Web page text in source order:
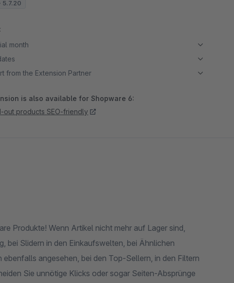
5.7.20
month
from the Extension Partner
is also available for Shopware 6:
out products SEO-friendly
Produkte! Wenn Artikel nicht mehr auf Lager sind,
bei Slidern in den Einkaufswelten, bei Ähnlichen
angesehen, bei den Top-Sellern, in den Filtern
Sie unnötige Klicks oder sogar Seiten-Absprünge